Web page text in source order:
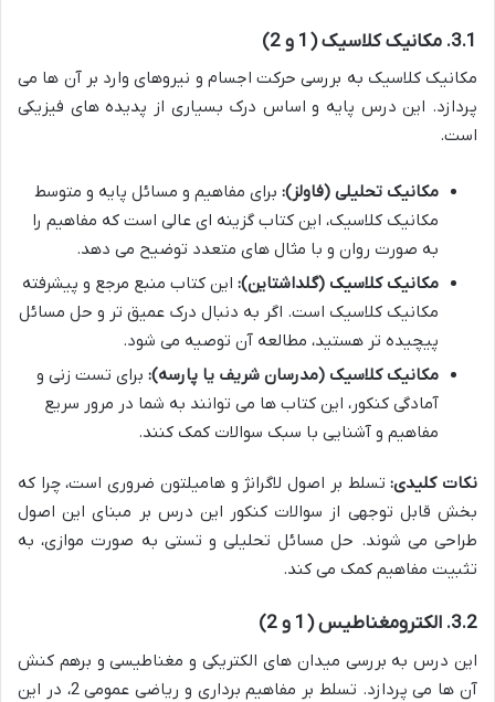
3.1. مکانیک کلاسیک (1 و 2)
مکانیک کلاسیک به بررسی حرکت اجسام و نیروهای وارد بر آن ها می
پردازد. این درس پایه و اساس درک بسیاری از پدیده های فیزیکی
است.
مکانیک تحلیلی (فاولز): برای مفاهیم و مسائل پایه و متوسط
مکانیک کلاسیک، این کتاب گزینه ای عالی است که مفاهیم را
به صورت روان و با مثال های متعدد توضیح می دهد.
مکانیک کلاسیک (گلداشتاین): این کتاب منبع مرجع و پیشرفته
مکانیک کلاسیک است. اگر به دنبال درک عمیق تر و حل مسائل
پیچیده تر هستید، مطالعه آن توصیه می شود.
مکانیک کلاسیک (مدرسان شریف یا پارسه): برای تست زنی و
آمادگی کنکور، این کتاب ها می توانند به شما در مرور سریع
مفاهیم و آشنایی با سبک سوالات کمک کنند.
نکات کلیدی:تسلط بر اصول لاگرانژ و هامیلتون ضروری است، چرا که
بخش قابل توجهی از سوالات کنکور این درس بر مبنای این اصول
طراحی می شوند. حل مسائل تحلیلی و تستی به صورت موازی، به
تثبیت مفاهیم کمک می کند.
3.2. الکترومغناطیس (1 و 2)
این درس به بررسی میدان های الکتریکی و مغناطیسی و برهم کنش
آن ها می پردازد. تسلط بر مفاهیم برداری و ریاضی عمومی 2، در این